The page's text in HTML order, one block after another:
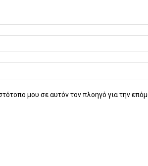
μου σε αυτόν τον πλοηγό για την